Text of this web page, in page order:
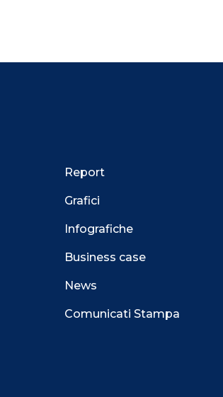
Report
Grafici
Infografiche
Business case
News
Comunicati Stampa